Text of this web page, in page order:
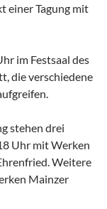
einer Tagung mit
im Festsaal des
die verschiedene
stehen drei
Uhr mit Werken
Weitere
Mainzer